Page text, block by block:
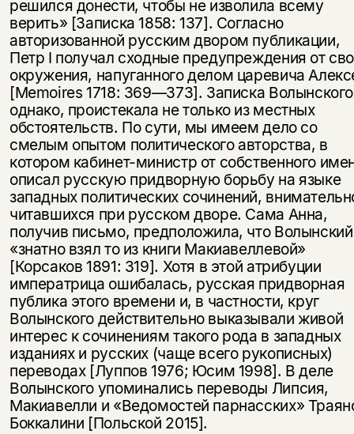
решился донести, чтобы не изволила всему
верить» [Записка 1858: 137]. Согласно
авторизованной русским двором публикации,
Петр I получал сходные предупреждения от
окружения, напуганного делом царевича
[Memoires 1718: 369—373]. Записка
однако, проистекала не только из местных
обстоятельств. По сути, мы имеем дело со
смелым опытом политического авторства, в
котором кабинет-министр от собственного
описал русскую придворную борьбу на языке
западных политических сочинений,
читавшихся при русском дворе. Сама Анна,
получив письмо, предположила, что Волынский
«знатно взял то из книги Макиавеллевой»
[Корсаков 1891: 319]. Хотя в этой атрибуции
императрица ошибалась, русская придворная
публика этого времени и, в частности, круг
Волынского действительно выказывали живой
интерес к сочинениям такого рода в западных
изданиях и русских (чаще всего рукописных)
переводах [Луппов 1976; Юсим 1998]. В деле
Волынского упоминались переводы Липсия,
Макиавелли и «Ведомостей парнасских»
Боккалини [Польской 2015].